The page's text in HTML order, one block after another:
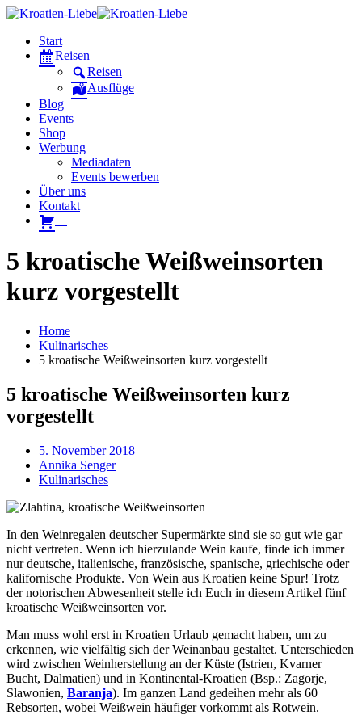
Start
Reisen
Reisen
Ausflüge
Blog
Events
Shop
Werbung
Mediadaten
Events bewerben
Über uns
Kontakt
5 kroatische Weißweinsorten
kurz vorgestellt
Home
Kulinarisches
5 kroatische Weißweinsorten kurz vorgestellt
5 kroatische Weißweinsorten kurz
vorgestellt
5. November 2018
Annika Senger
Kulinarisches
In den Weinregalen deutscher Supermärkte sind sie so gut wie gar
nicht vertreten. Wenn ich hierzulande Wein kaufe, finde ich immer
nur deutsche, italienische, französische, spanische, griechische oder
kalifornische Produkte. Von Wein aus Kroatien keine Spur! Trotz
der notorischen Abwesenheit stelle ich Euch in diesem Artikel fünf
kroatische Weißweinsorten vor.
Man muss wohl erst in Kroatien Urlaub gemacht haben, um zu
erkennen, wie vielfältig sich der Weinanbau gestaltet. Unterschieden
wird zwischen Weinherstellung an der Küste (Istrien, Kvarner
Bucht, Dalmatien) und in Kontinental-Kroatien (Bsp.: Zagorje,
Slawonien, Baranja). Im ganzen Land gedeihen mehr als 60
Rebsorten, wobei Weißwein häufiger vorkommt als Rotwein.